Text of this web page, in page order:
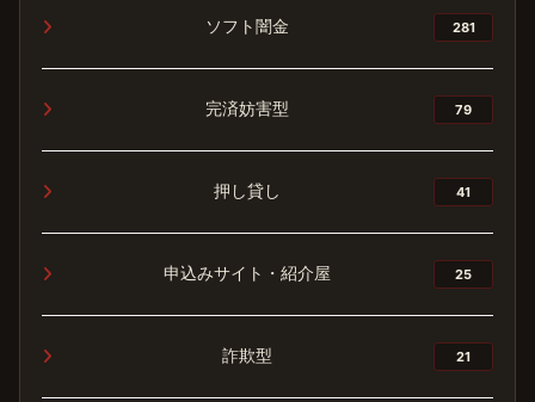
ソフト闇金 281
完済妨害型 79
押し貸し 41
申込みサイト・紹介屋 25
詐欺型 21